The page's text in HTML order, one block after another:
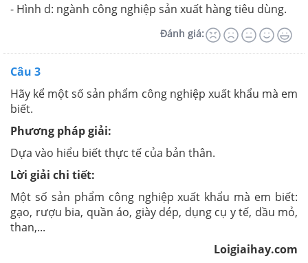
- Hình d: ngành công nghiệp sản xuất hàng tiêu dùng.
Đánh giá:
Câu 3
Hãy kể một số sản phẩm công nghiệp xuất khẩu mà em
biết.
Phương pháp giải:
Dựa vào hiểu biết thực tế của bản thân.
Lời giải chi tiết:
Một số sản phẩm công nghiệp xuất khẩu mà em biết:
gạo, rượu bia, quần áo, giày dép, dụng cụ y tế, dầu mỏ,
than,...
Loigiaihay.com